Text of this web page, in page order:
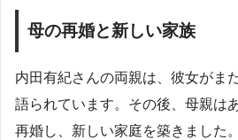
母の再婚と新しい家族
内田有紀さんの両親は、彼女がま
語られています。その後、母親は
再婚し、新しい家庭を築きました。